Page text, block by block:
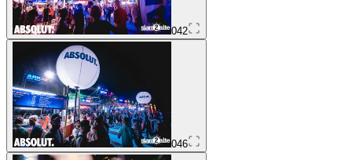
042
046